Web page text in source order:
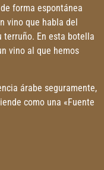
forma espontánea
vino que habla del
terruño. En esta botella
vino al que hemos
árabe seguramente,
como una «Fuente